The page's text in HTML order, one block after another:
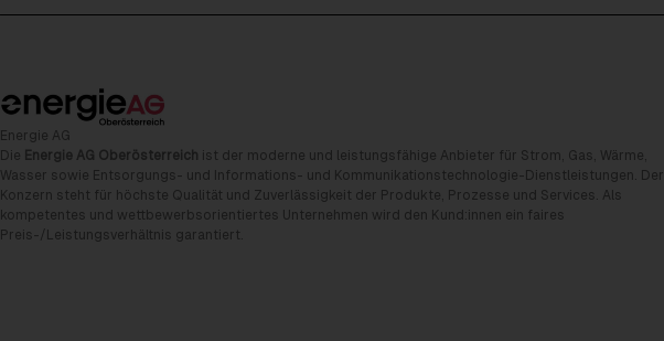
Energie AG
Die Energie AG Oberösterreich ist der moderne und leistungsfähige Anbieter für Strom, Gas, Wärme,
Wasser sowie Entsorgungs- und Informations- und Kommunikationstechnologie-Dienstleistungen. Der
Konzern steht für höchste Qualität und Zuverlässigkeit der Produkte, Prozesse und Services. Als
kompetentes und wettbewerbsorientiertes Unternehmen wird den Kund:innen ein faires
Preis-/Leistungsverhältnis garantiert.